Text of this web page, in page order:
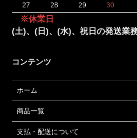
27
28 29 30
※休業日
(土)、(日)、(水)、祝日の発送業
コンテンツ
ホーム
商品一覧
支払・配送について